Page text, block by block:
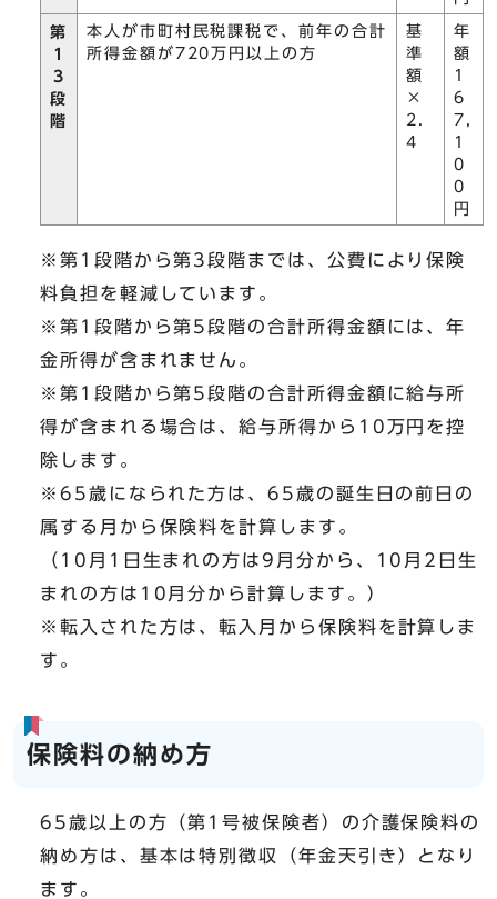
第
1
3
段
階
本人が市町村民税課税で、前年の合計
所得金額が720万円以上の方
基
準
額
×
2.
4
年
額
1
6
7,
1
0
0
円
※第1段階から第3段階までは、公費により保険
料負担を軽減しています。
※第1段階から第5段階の合計所得金額には、年
金所得が含まれません。
※第1段階から第5段階の合計所得金額に給与所
得が含まれる場合は、給与所得から10万円を控
除します。
※65歳になられた方は、65歳の誕生日の前日の
属する月から保険料を計算します。
（10月1日生まれの方は9月分から、10月2日生
まれの方は10月分から計算します。）
※転入された方は、転入月から保険料を計算しま
す。
保険料の納め方
65歳以上の方（第1号被保険者）の介護保険料の
納め方は、基本は特別徴収（年金天引き）となり
ます。